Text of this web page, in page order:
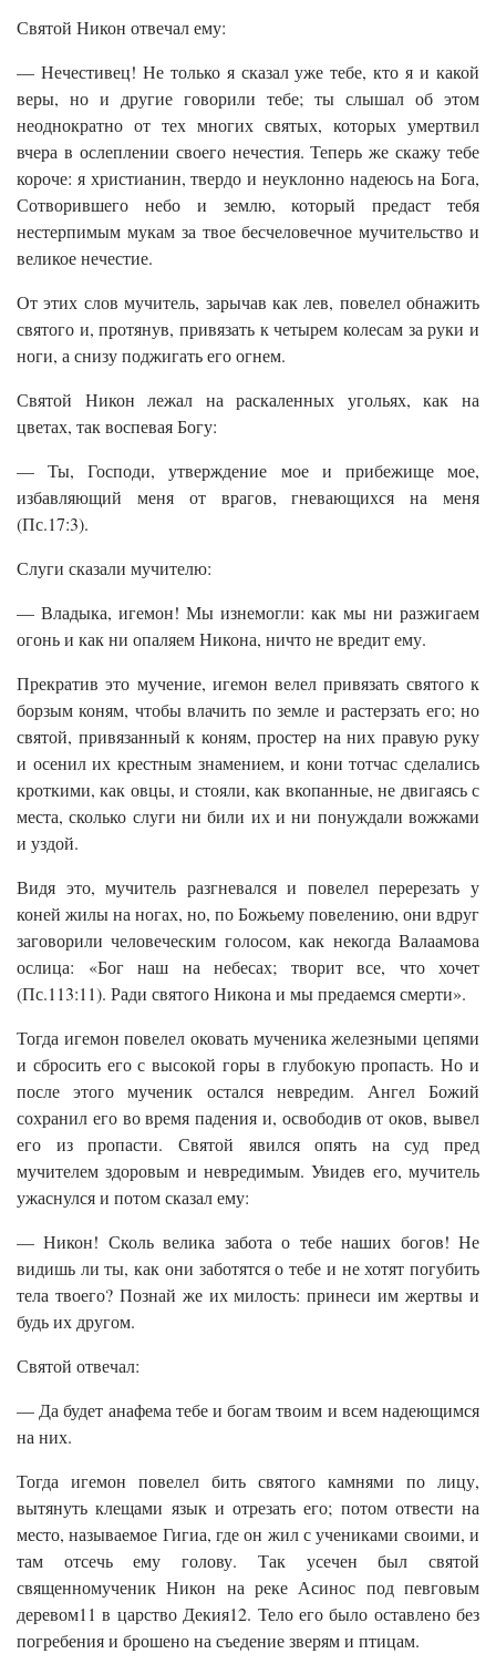
Святой Никон отвечал ему:
— Нечестивец! Не только я сказал уже тебе, кто я и какой
веры, но и другие говорили тебе; ты слышал об этом
неоднократно от тех многих святых, которых умертвил
вчера в ослеплении своего нечестия. Теперь же скажу тебе
короче: я христианин, твердо и неуклонно надеюсь на Бога,
Сотворившего небо и землю, который предаст тебя
нестерпимым мукам за твое бесчеловечное мучительство и
великое нечестие.
От этих слов мучитель, зарычав как лев, повелел обнажить
святого и, протянув, привязать к четырем колесам за руки и
ноги, а снизу поджигать его огнем.
Святой Никон лежал на раскаленных угольях, как на
цветах, так воспевая Богу:
— Ты, Господи, утверждение мое и прибежище мое,
избавляющий меня от врагов, гневающихся на меня
(Пс.17:3).
Слуги сказали мучителю:
— Владыка, игемон! Мы изнемогли: как мы ни разжигаем
огонь и как ни опаляем Никона, ничто не вредит ему.
Прекратив это мучение, игемон велел привязать святого к
борзым коням, чтобы влачить по земле и растерзать его; но
святой, привязанный к коням, простер на них правую руку
и осенил их крестным знамением, и кони тотчас сделались
кроткими, как овцы, и стояли, как вкопанные, не двигаясь с
места, сколько слуги ни били их и ни понуждали вожжами
и уздой.
Видя это, мучитель разгневался и повелел перерезать у
коней жилы на ногах, но, по Божьему повелению, они вдруг
заговорили человеческим голосом, как некогда Валаамова
ослица: «Бог наш на небесах; творит все, что хочет
(Пс.113:11). Ради святого Никона и мы предаемся смерти».
Тогда игемон повелел оковать мученика железными цепями
и сбросить его с высокой горы в глубокую пропасть. Но и
после этого мученик остался невредим. Ангел Божий
сохранил его во время падения и, освободив от оков, вывел
его из пропасти. Святой явился опять на суд пред
мучителем здоровым и невредимым. Увидев его, мучитель
ужаснулся и потом сказал ему:
— Никон! Сколь велика забота о тебе наших богов! Не
видишь ли ты, как они заботятся о тебе и не хотят погубить
тела твоего? Познай же их милость: принеси им жертвы и
будь их другом.
Святой отвечал:
— Да будет анафема тебе и богам твоим и всем надеющимся
на них.
Тогда игемон повелел бить святого камнями по лицу,
вытянуть клещами язык и отрезать его; потом отвести на
место, называемое Гигиа, где он жил с учениками своими, и
там отсечь ему голову. Так усечен был святой
священномученик Никон на реке Асинос под певговым
деревом11 в царство Декия12. Тело его было оставлено без
погребения и брошено на съедение зверям и птицам.